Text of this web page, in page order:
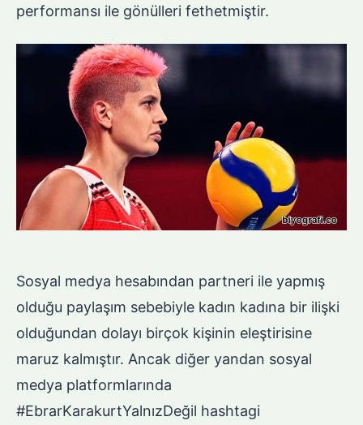
performansı ile gönülleri fethetmiştir.
Sosyal medya hesabından partneri ile yapmış
olduğu paylaşım sebebiyle kadın kadına bir ilişki
olduğundan dolayı birçok kişinin eleştirisine
maruz kalmıştır. Ancak diğer yandan sosyal
medya platformlarında
#EbrarKarakurtYalnızDeğil hashtagi